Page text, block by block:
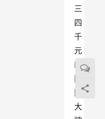
三
四
千
元
的
际
大